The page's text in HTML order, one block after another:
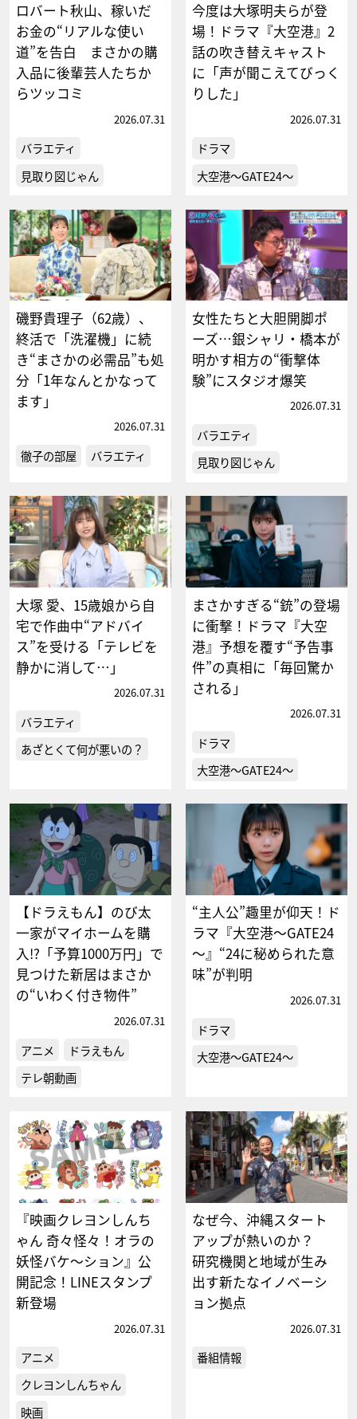
ロバート秋山、稼いだ
お金の“リアルな使い
道”を告白 まさかの購
入品に後輩芸人たちか
らツッコミ
2026.07.31
バラエティ
見取り図じゃん
今度は大塚明夫らが登
場！ドラマ『大空港』2
話の吹き替えキャスト
に「声が聞こえてびっく
りした」
2026.07.31
ドラマ
大空港～GATE24～
磯野貴理子（62歳）、
終活で「洗濯機」に続
き“まさかの必需品”も処
分「1年なんとかなって
ます」
2026.07.31
徹子の部屋 バラエティ
女性たちと大胆開脚ポ
ーズ…銀シャリ・橋本が
明かす相方の“衝撃体
験”にスタジオ爆笑
2026.07.31
バラエティ
見取り図じゃん
大塚 愛、15歳娘から自
宅で作曲中“アドバイ
ス”を受ける「テレビを
静かに消して…」
2026.07.31
バラエティ
あざとくて何が悪いの？
まさかすぎる“銃”の登場
に衝撃！ドラマ『大空
港』予想を覆す“予告事
件”の真相に「毎回驚か
される」
2026.07.31
ドラマ
大空港～GATE24～
【ドラえもん】のび太
一家がマイホームを購
入!?「予算1000万円」で
見つけた新居はまさか
の“いわく付き物件”
2026.07.31
アニメ
ドラえもん
テレ朝動画
“主人公”趣里が仰天！ド
ラマ『大空港～GATE24
～』“24に秘められた意
味”が判明
2026.07.31
ドラマ
大空港～GATE24～
『映画クレヨンしんち
ゃん 奇々怪々！オラの
妖怪バケ～ション』公
開記念！LINEスタンプ
新登場
2026.07.31
アニメ
クレヨンしんちゃん
映画
なぜ今、沖縄スタート
アップが熱いのか？
研究機関と地域が生み
出す新たなイノベーシ
ョン拠点
2026.07.31
番組情報